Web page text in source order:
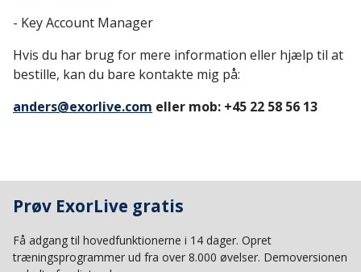
- Key Account Manager
Hvis du har brug for mere information eller hjælp til at
bestille, kan du bare kontakte mig på:
anders@exorlive.com eller mob: +45 22 58 56 13
Prøv ExorLive gratis
Få adgang til hovedfunktionerne i 14 dager. Opret
træningsprogrammer ud fra over 8.000 øvelser. Demoversionen